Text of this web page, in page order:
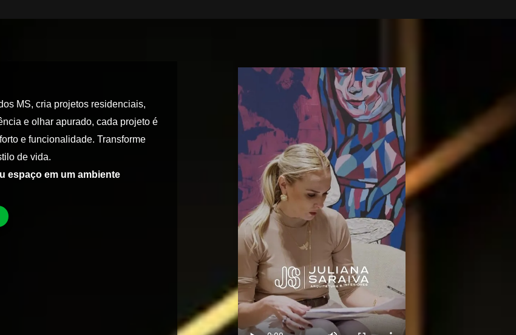
MS, cria projetos residenciais,
e olhar apurado, cada projeto é
e funcionalidade. Transforme
de vida.
espaço em um ambiente